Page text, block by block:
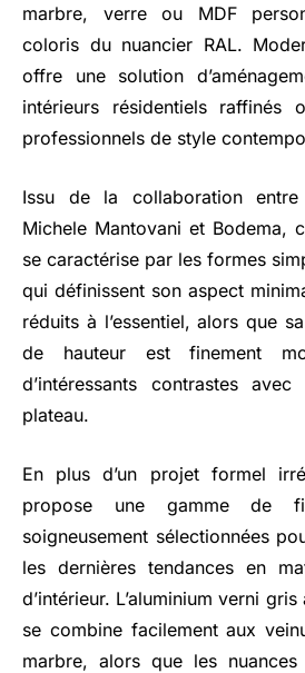
marbre, verre ou MDF
coloris du nuancier RAL.
offre une solution
intérieurs résidentiels raffinés
professionnels de style
Issu de la collaboration
Michele Mantovani et Bodema,
se caractérise par les formes
qui définissent son aspect
réduits à l’essentiel, alors que
de hauteur est finement
d’intéressants contrastes
plateau.
En plus d’un projet formel
propose une gamme de
soigneusement sélectionnées
les dernières tendances en
d’intérieur. L’aluminium verni
se combine facilement aux
marbre, alors que les